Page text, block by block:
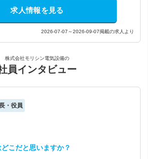
求人情報を見る
2026-07-07～2026-09-07掲載の求人より
株式会社モリシン電気設備の
員インタビュー
・役員
こだと思いますか？